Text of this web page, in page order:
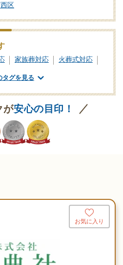
区
家族葬対応
火葬式対応
業界団体加盟
タグを見る
が安心の目印！
お気に入り